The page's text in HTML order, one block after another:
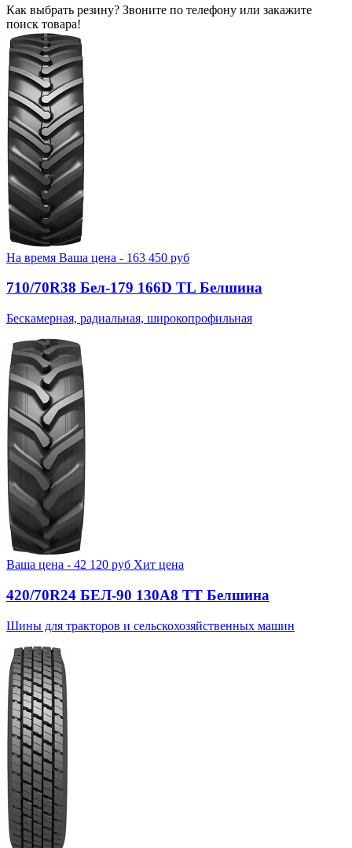
Как выбрать резину? Звоните по телефону или закажите
поиск товара!
На время Ваша цена - 163 450 руб
710/70R38 Бел-179 166D TL Белшина
Бескамерная, радиальная, широкопрофильная
Ваша цена - 42 120 руб Хит цена
420/70R24 БЕЛ-90 130А8 TT Белшина
Шины для тракторов и сельскохозяйственных машин